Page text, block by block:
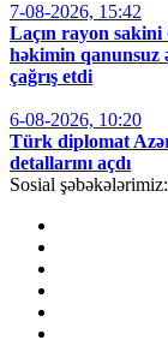
7-08-2026, 15:42
Laçın rayon
həkimin qanunsuz
çağrış etdi
6-08-2026, 10:20
Türk diplomat
detallarını açdı
Sosial şəbəkələrimiz: